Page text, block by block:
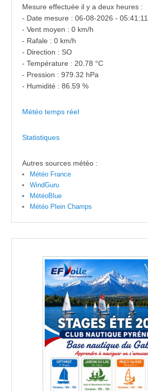
Mesure effectuée il y a deux heures :
- Date mesure : 06-08-2026 - 05:41:11
- Vent moyen : 0 km/h
- Rafale : 0 km/h
- Direction : SO
- Température : 20.78 °C
- Pression : 979.32 hPa
- Humidité : 86.59 %
Météo temps réel
Statistiques
Autres sources météo :
Météo France
WindGuru
MétéoBlue
Météo Plein Champs